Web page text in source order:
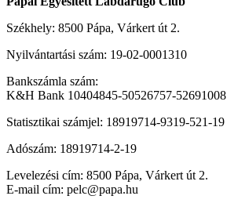
Székhely: 8500 Pápa, Várkert út 2.
Nyilvántartási szám: 19-02-0001310
Bankszámla szám:
K&H Bank 10404845-50526757-52691008
Statisztikai számjel: 18919714-9319-521-19
Adószám: 18919714-2-19
Levelezési cím: 8500 Pápa, Várkert út 2.
E-mail cím: pelc@papa.hu